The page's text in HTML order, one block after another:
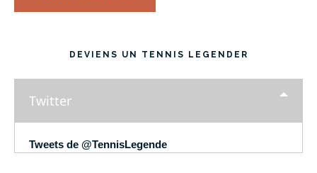
DEVIENS UN TENNIS LEGENDER
Twitter
Tweets de @TennisLegende